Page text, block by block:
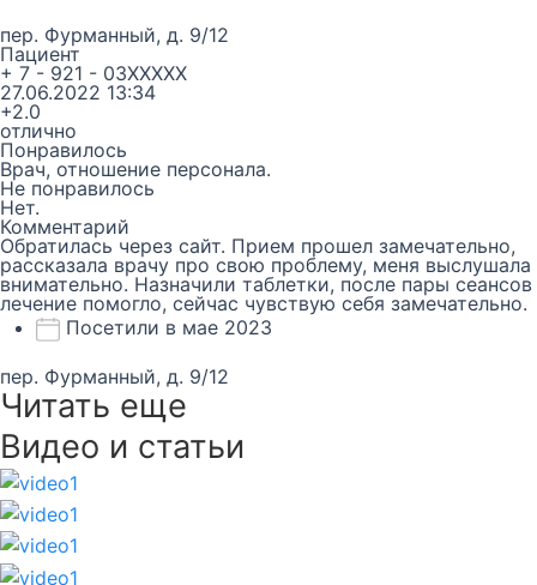
пер. Фурманный, д. 9/12
Пациент
+ 7 - 921 - 03XXXXX
27.06.2022 13:34
+2.0
отлично
Понравилось
Врач, отношение персонала.
Не понравилось
Нет.
Комментарий
Обратилась через сайт. Прием прошел замечательно,
рассказала врачу про свою проблему, меня выслушала
внимательно. Назначили таблетки, после пары сеансов
лечение помогло, сейчас чувствую себя замечательно.
Посетили в мае 2023
пер. Фурманный, д. 9/12
Читать еще
Видео и статьи